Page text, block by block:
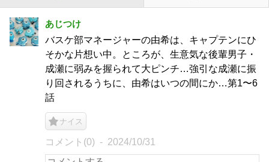
あじつけ
バスケ部マネージャーの由希は、キャプテンにひ
そかな片想い中。ところが、生意気な後輩男子・
成瀬に弱みを握られて大ピンチ…強引な成瀬に振
り回されるうちに、由希はいつの間にか…第1〜6
話
ナイス
コメント(0) 2024/10/31